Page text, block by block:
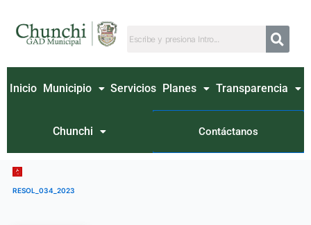
contenido
Inicio Municipio Servicios Planes Transparencia
Chunchi Contáctanos
RESOL_034_2023